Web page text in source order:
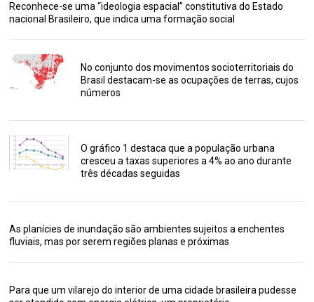
Reconhece-se uma “ideologia espacial” constitutiva do Estado
nacional Brasileiro, que indica uma formação social
No conjunto dos movimentos socioterritoriais do
Brasil destacam-se as ocupações de terras, cujos
números
O gráfico 1 destaca que a população urbana
cresceu a taxas superiores a 4% ao ano durante
três décadas seguidas
As planícies de inundação são ambientes sujeitos a enchentes
fluviais, mas por serem regiões planas e próximas
Para que um vilarejo do interior de uma cidade brasileira pudesse